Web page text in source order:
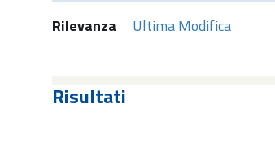
Rilevanza Ultima Modifica
Risultati